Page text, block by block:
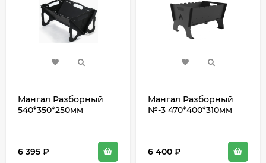
Мангал Разборный
540*350*250мм
6 395 ₽
Мангал Разборный
№-3 470*400*310мм
6 400 ₽